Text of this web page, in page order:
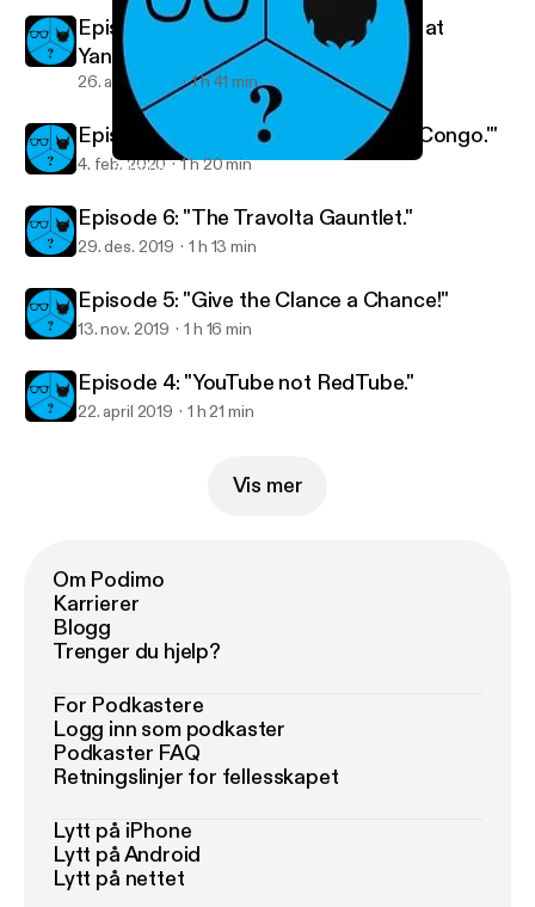
Episode 6: "The Travolta Gauntlet."
Episode 8: "Who's Using a Golf Club at
Yankee Stadium?"
26. aug. 2020 1 h 41 min
Episode 7: "I'm Too Busy Watching 'Congo.'"
4. feb. 2020 1 h 20 min
Episode 6: "The Travolta Gauntlet."
29. des. 2019 1 h 13 min
Episode 5: "Give the Clance a Chance!"
13. nov. 2019 1 h 16 min
Episode 4: "YouTube not RedTube."
22. april 2019 1 h 21 min
Vis mer
Om Podimo
Karrierer
Blogg
Trenger du hjelp?
For Podkastere
Logg inn som podkaster
Podkaster FAQ
Retningslinjer for fellesskapet
Lytt på iPhone
Lytt på Android
Lytt på nettet